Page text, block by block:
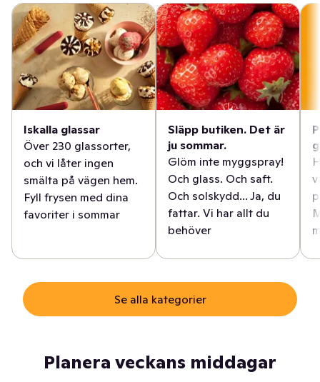
Iskalla glassar
Över 230 glassorter,
och vi låter ingen
smälta på vägen hem.
Fyll frysen med dina
favoriter i sommar
Släpp butiken. Det är
ju sommar.
Glöm inte myggspray!
Och glass. Och saft.
Och solskydd... Ja, du
fattar. Vi har allt du
behöver
Se alla kategorier
Planera veckans middagar